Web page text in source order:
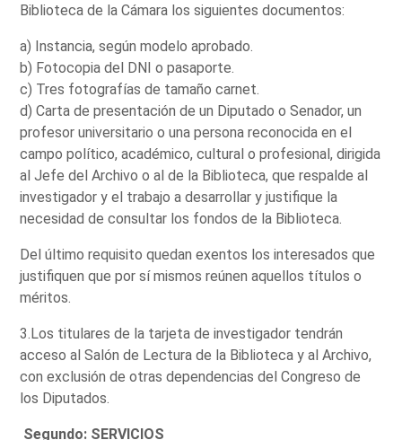
Biblioteca de la Cámara los siguientes documentos:
a) Instancia, según modelo aprobado.
b) Fotocopia del DNI o pasaporte.
c) Tres fotografías de tamaño carnet.
d) Carta de presentación de un Diputado o Senador, un
profesor universitario o una persona reconocida en el
campo político, académico, cultural o profesional, dirigida
al Jefe del Archivo o al de la Biblioteca, que respalde al
investigador y el trabajo a desarrollar y justifique la
necesidad de consultar los fondos de la Biblioteca.
Del último requisito quedan exentos los interesados que
justifiquen que por sí mismos reúnen aquellos títulos o
méritos.
3.Los titulares de la tarjeta de investigador tendrán
acceso al Salón de Lectura de la Biblioteca y al Archivo,
con exclusión de otras dependencias del Congreso de
los Diputados.
Segundo: SERVICIOS